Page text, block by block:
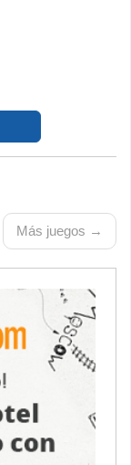
Más juegos →